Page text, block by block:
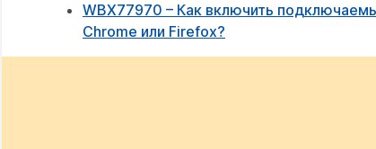
WBX77970 – Как включить
Chrome или Firefox?